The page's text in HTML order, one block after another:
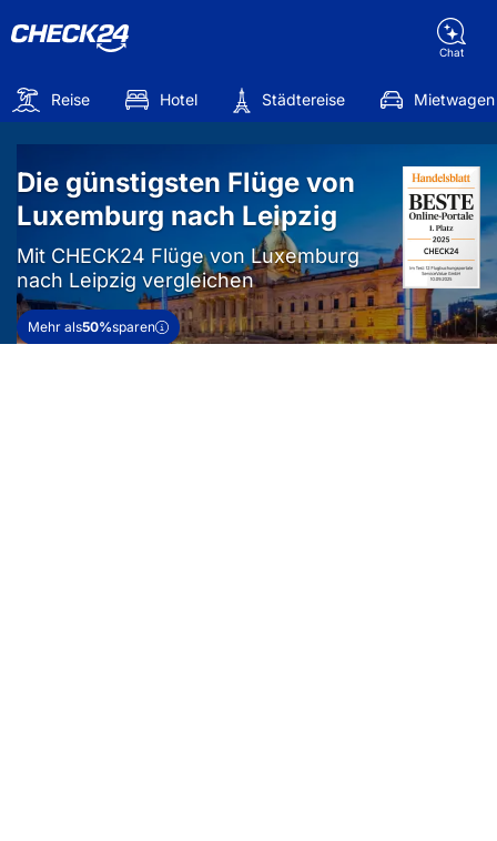
Chat
Reise Hotel Städtereise Mietwagen
Die günstigsten Flüge von
Luxemburg nach Leipzig
Mit CHECK24 Flüge von Luxemburg
nach Leipzig vergleichen
Mehr als50%sparen